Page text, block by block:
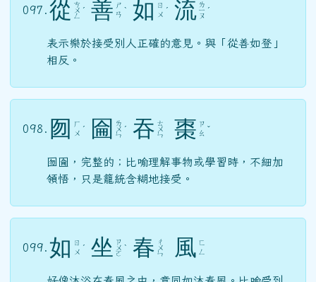
097. 從 ㄘ
ㄨ
ㄥ
ˊ 善 ㄕ
ㄢ ˋ 如 ㄖ
ㄨ ˊ 流 ㄌ
ㄧ
ㄡ
ˊ
表示樂於接受別人正確的意見。與「從善如登」
相反。
098. 囫
ㄏ
ㄨ ˊ 圇 ㄌ
ㄨ
ㄣ
ˊ 吞 ㄊ
ㄨ
ㄣ 棗 ㄗ
ㄠ ˇ
囫圇，完整的；比喻理解事物或學習時，不細加
領悟，只是籠統含糊地接受。
099. 如 ㄖ
ㄨ ˊ 坐 ㄗ
ㄨ
ㄛ
ˋ 春 ㄔ
ㄨ
ㄣ 風 ㄈ
ㄥ